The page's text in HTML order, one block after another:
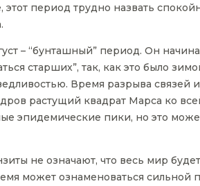
период трудно назвать
– “бунташный” период. Он
старших”, так, как это было
Время разрыва связей
растущий квадрат Марса ко
эпидемические пики, но это
не означают, что весь мир
может ознаменоваться